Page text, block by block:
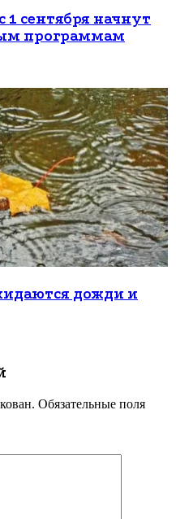
сентября начнут
программам
дожди и
Обязательные поля